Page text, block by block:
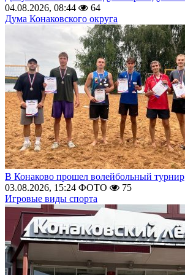
04.08.2026, 08:44
64
Дума Конаковского округа
В Конаково прошел волейбольный турнир
03.08.2026, 15:24 ФОТО
75
Игровые виды спорта